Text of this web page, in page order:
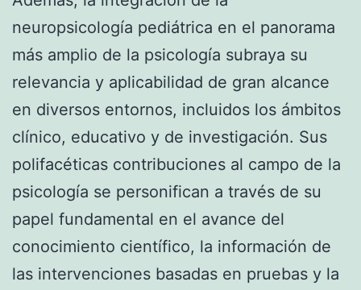
neuropsicología pediátrica en el panorama
más amplio de la psicología subraya su
relevancia y aplicabilidad de gran alcance
en diversos entornos, incluidos los ámbitos
clínico, educativo y de investigación. Sus
polifacéticas contribuciones al campo de la
psicología se personifican a través de su
papel fundamental en el avance del
conocimiento científico, la información de
las intervenciones basadas en pruebas y la